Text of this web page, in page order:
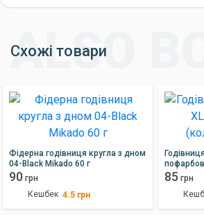
Схожі товари
Фідерна годівниця кругла з дном
04-Black Mikado 60 г
90 грн
Кешбек4.5 грн
85 грн